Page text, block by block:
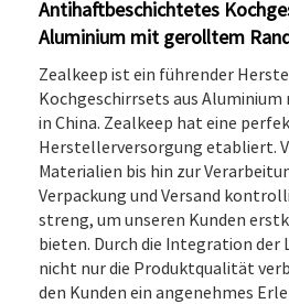
Antihaftbeschichtetes
Aluminium mit gerolltem
Zealkeep ist ein führender
Kochgeschirrsets aus
in China. Zealkeep hat eine
Herstellerversorgung etabliert.
Materialien bis hin zur
Verpackung und Versand
streng, um unseren Kunden
bieten. Durch die Integration der
nicht nur die Produktqualität
den Kunden ein angenehmes